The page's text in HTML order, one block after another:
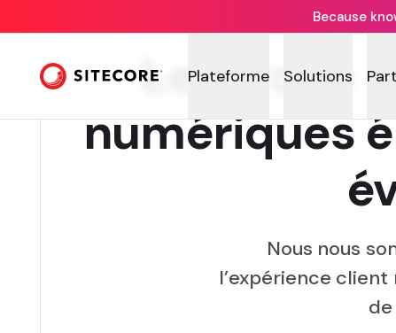
Because
Plateforme Solutions
Le Cirque
numériques
Nous nous
l’expérience